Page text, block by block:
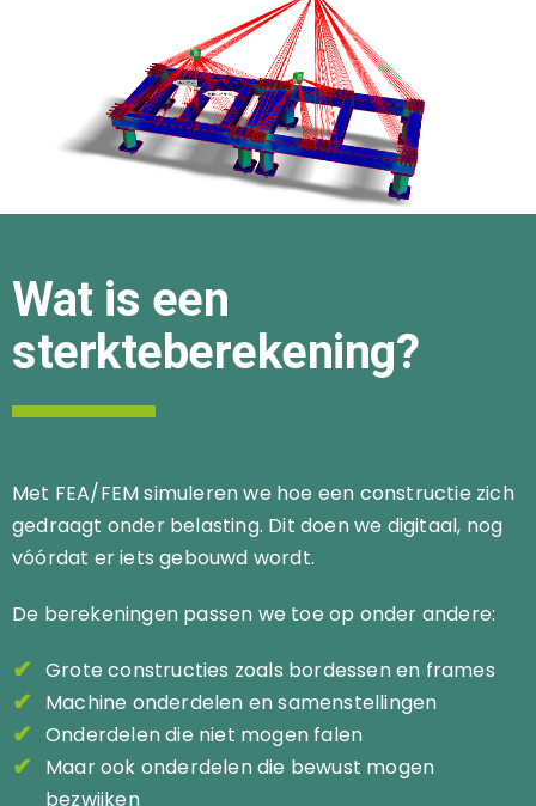
Wat is een
sterkteberekening?
Met FEA/FEM simuleren we hoe een constructie zich
gedraagt onder belasting. Dit doen we digitaal, nog
vóórdat er iets gebouwd wordt.
De berekeningen passen we toe op onder andere:
Grote constructies zoals bordessen en frames
Machine onderdelen en samenstellingen
Onderdelen die niet mogen falen
Maar ook onderdelen die bewust mogen
bezwijken